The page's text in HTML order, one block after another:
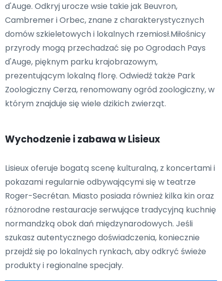
d'Auge. Odkryj urocze wsie takie jak Beuvron,
Cambremer i Orbec, znane z charakterystycznych
domów szkieletowych i lokalnych rzemiosł.Miłośnicy
przyrody mogą przechadzać się po Ogrodach Pays
d'Auge, pięknym parku krajobrazowym,
prezentującym lokalną florę. Odwiedź także Park
Zoologiczny Cerza, renomowany ogród zoologiczny, w
którym znajduje się wiele dzikich zwierząt.
Wychodzenie i zabawa w Lisieux
Lisieux oferuje bogatą scenę kulturalną, z koncertami i
pokazami regularnie odbywającymi się w teatrze
Roger-Secrétan. Miasto posiada również kilka kin oraz
różnorodne restauracje serwujące tradycyjną kuchnię
normandzką obok dań międzynarodowych. Jeśli
szukasz autentycznego doświadczenia, koniecznie
przejdź się po lokalnych rynkach, aby odkryć świeże
produkty i regionalne specjały.